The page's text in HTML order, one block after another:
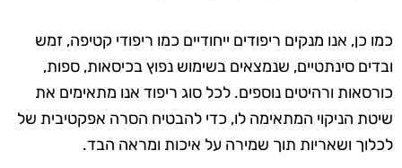
כמו כן, אנו מנקים ריפודים ייחודיים כמו ריפודי קטיפה, זמש
ובדים סינתטיים, שנמצאים בשימוש נפוץ בכיסאות, ספות,
כורסאות ורהיטים נוספים. לכל סוג ריפוד אנו מתאימים את
שיטת הניקוי המתאימה לו, כדי להבטיח הסרה אפקטיבית של
לכלוך ושאריות תוך שמירה על איכות ומראה הבד.